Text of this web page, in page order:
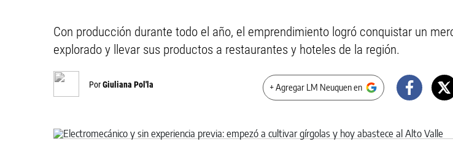
Con producción durante todo el año, el emprendimiento logró conquistar un
explorado y llevar sus productos a restaurantes y hoteles de la región.
PorGiuliana Pol'la + Agregar LM Neuquen en